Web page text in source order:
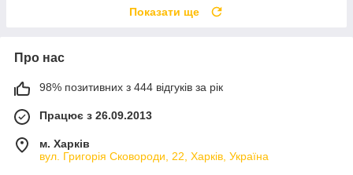
Показати ще
Про нас
98% позитивних з 444 відгуків за рік
Працює з 26.09.2013
м. Харків
вул. Григорія Сковороди, 22, Харків, Україна